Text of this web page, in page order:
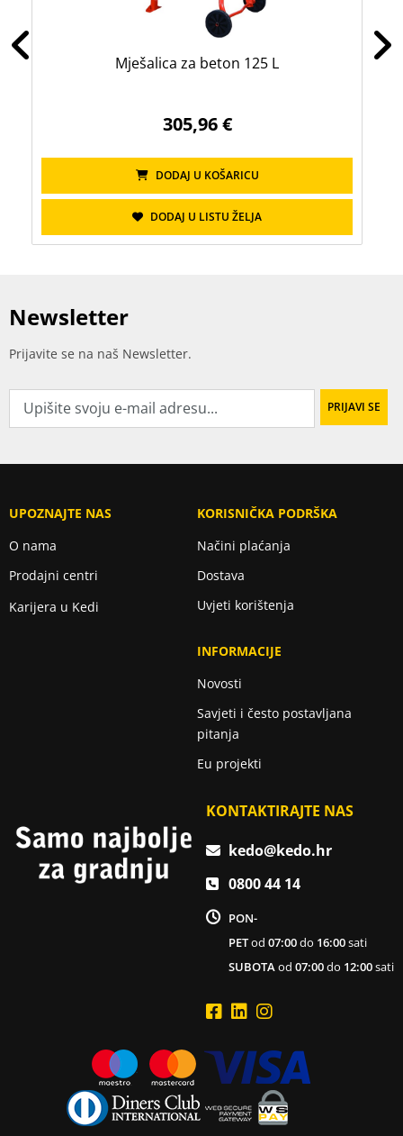
Mješalica za beton 125 L
305,96 €
DODAJ U KOŠARICU
DODAJ U LISTU ŽELJA
Newsletter
Prijavite se na naš Newsletter.
UPOZNAJTE NAS
O nama
Prodajni centri
Karijera u Kedi
KORISNIČKA PODRŠKA
Načini plaćanja
Dostava
Uvjeti korištenja
INFORMACIJE
Novosti
Savjeti i često postavljana
pitanja
Eu projekti
KONTAKTIRAJTE NAS
kedo@kedo.hr
0800 44 14
PON-
PETod07:00do 16:00sati
SUBOTAod07:00do 12:00sati